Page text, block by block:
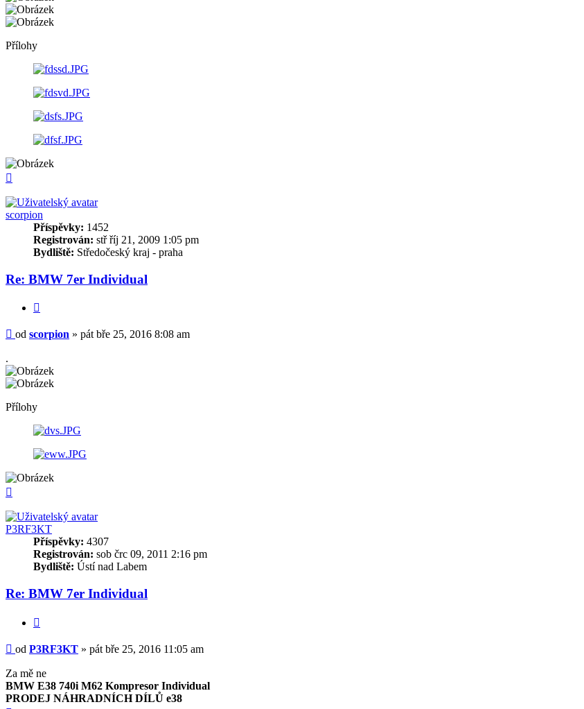
Přílohy
scorpion
Příspěvky: 1452
Registrován: stř říj 21, 2009 1:05 pm
Bydliště: Středočeský kraj - praha
Re: BMW 7er Individual
Příspěvek
od scorpion » pát bře 25, 2016 8:08 am
.
Přílohy
P3RF3KT
Příspěvky: 4307
Registrován: sob črc 09, 2011 2:16 pm
Bydliště: Ústí nad Labem
Re: BMW 7er Individual
Příspěvek
od P3RF3KT » pát bře 25, 2016 11:05 am
Za mě ne
BMW E38 740i M62 Kompresor Individual
PRODEJ NÁHRADNÍCH DÍLŮ e38